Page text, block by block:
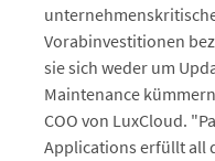
Vorabinvestitionen
sie sich weder um
Maintenance
COO von LuxCloud.
Applications erfüllt all